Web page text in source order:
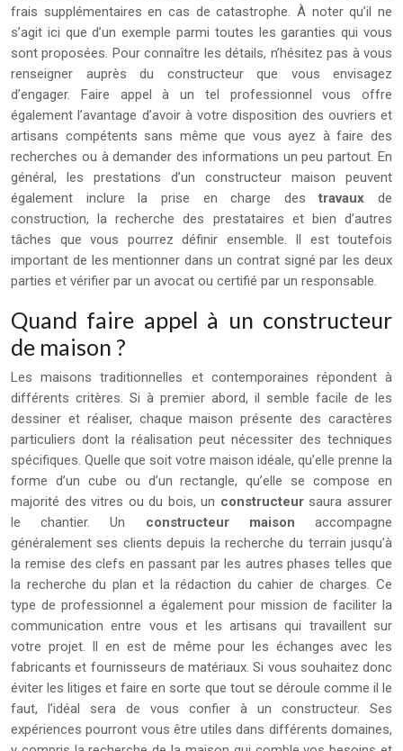
frais supplémentaires en cas de catastrophe. À noter qu’il ne
s’agit ici que d’un exemple parmi toutes les garanties qui vous
sont proposées. Pour connaître les détails, n’hésitez pas à vous
renseigner auprès du constructeur que vous envisagez
d’engager. Faire appel à un tel professionnel vous offre
également l’avantage d’avoir à votre disposition des ouvriers et
artisans compétents sans même que vous ayez à faire des
recherches ou à demander des informations un peu partout. En
général, les prestations d’un constructeur maison peuvent
également inclure la prise en charge destravaux de
construction, la recherche des prestataires et bien d’autres
tâches que vous pourrez définir ensemble. Il est toutefois
important de les mentionner dans un contrat signé par les deux
parties et vérifier par un avocat ou certifié par un responsable.
Quand faire appel à un constructeur
de maison ?
Les maisons traditionnelles et contemporaines répondent à
différents critères. Si à premier abord, il semble facile de les
dessiner et réaliser, chaque maison présente des caractères
particuliers dont la réalisation peut nécessiter des techniques
spécifiques. Quelle que soit votre maison idéale, qu’elle prenne la
forme d’un cube ou d’un rectangle, qu’elle se compose en
majorité des vitres ou du bois, un constructeursaura assurer
le chantier. Un constructeur maison accompagne
généralement ses clients depuis la recherche du terrain jusqu’à
la remise des clefs en passant par les autres phases telles que
la recherche du plan et la rédaction du cahier de charges. Ce
type de professionnel a également pour mission de faciliter la
communication entre vous et les artisans qui travaillent sur
votre projet. Il en est de même pour les échanges avec les
fabricants et fournisseurs de matériaux. Si vous souhaitez donc
éviter les litiges et faire en sorte que tout se déroule comme il le
faut, l’idéal sera de vous confier à un constructeur. Ses
expériences pourront vous être utiles dans différents domaines,